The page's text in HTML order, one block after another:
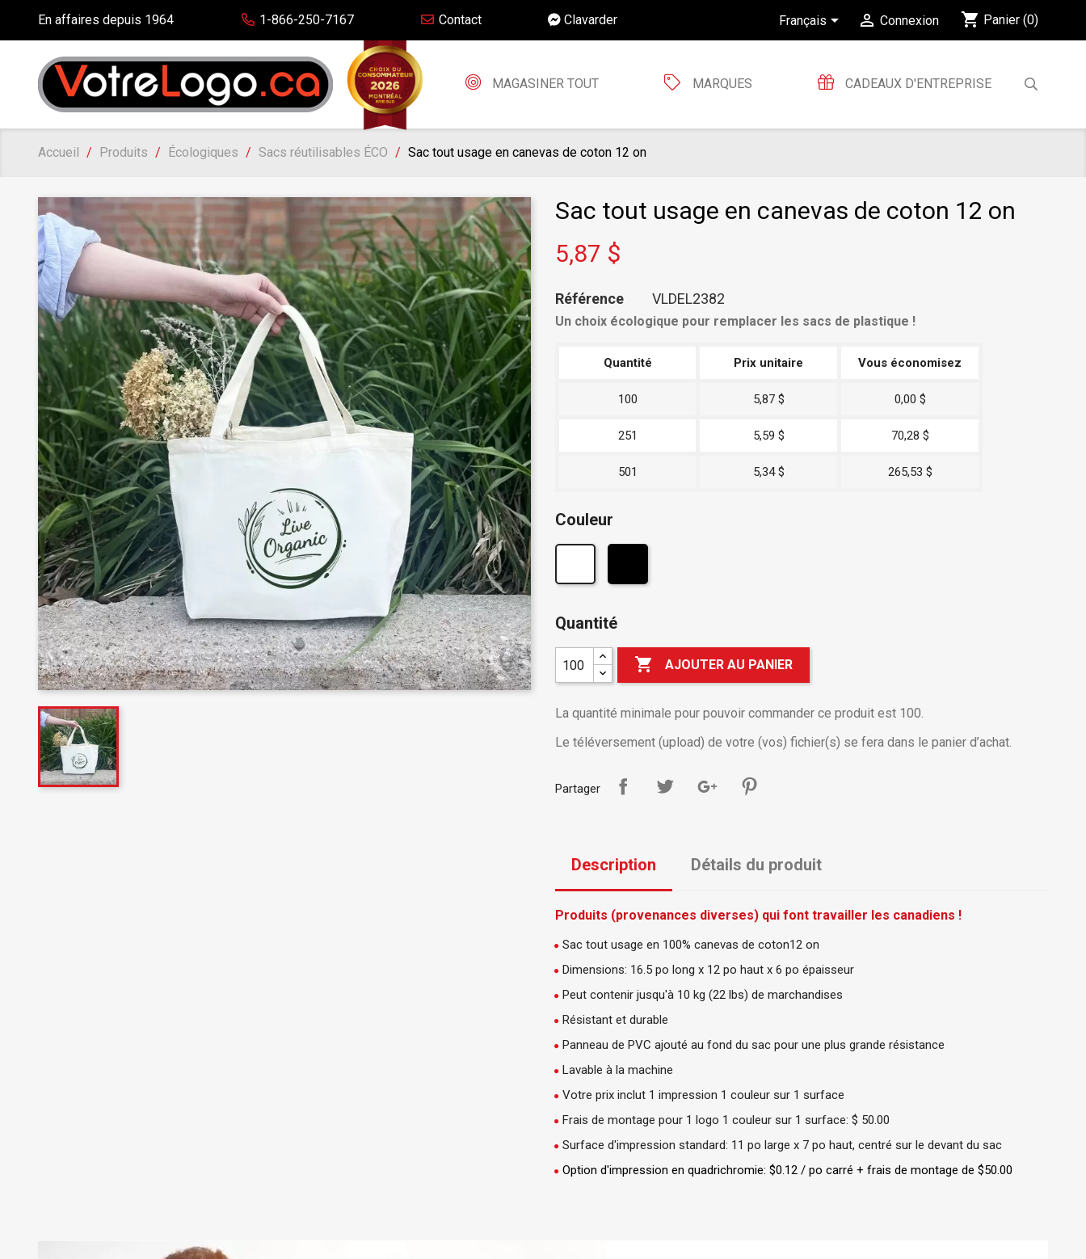
En affaires depuis 1964 1-866-250-7167 Contact Clavarder Français  Connexion shopping_cart Panier (0)
MAGASINER TOUT MARQUES CADEAUX D'ENTREPRISE
Accueil Produits Écologiques Sacs réutilisables ÉCO Sac tout usage en canevas de coton 12 on
Sac tout usage en canevas de coton 12 on
5,87 $
Référence VLDEL2382
Un choix écologique pour remplacer les sacs de plastique !
Quantité Prix unitaire Vous économisez
100 5,87 $ 0,00 $
251 5,59 $ 70,28 $
501 5,34 $ 265,53 $
Couleur
Quantité
 AJOUTER AU PANIER
La quantité minimale pour pouvoir commander ce produit est 100.
Le téléversement (upload) de votre (vos) fichier(s) se fera dans le panier d’achat.
Partager
Description Détails du produit
Produits (provenances diverses) qui font travailler les canadiens !
Sac tout usage en 100% canevas de coton12 on
Dimensions: 16.5 po long x 12 po haut x 6 po épaisseur
Peut contenir jusqu'à 10 kg (22 lbs) de marchandises
Résistant et durable
Panneau de PVC ajouté au fond du sac pour une plus grande résistance
Lavable à la machine
Votre prix inclut 1 impression 1 couleur sur 1 surface
Frais de montage pour 1 logo 1 couleur sur 1 surface: $ 50.00
Surface d'impression standard: 11 po large x 7 po haut, centré sur le devant du sac
Option d'impression en quadrichromie: $0.12 / po carré + frais de montage de $50.00